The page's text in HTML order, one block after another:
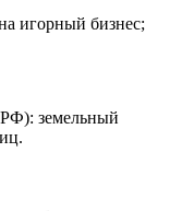
игорный бизнес;
земельный